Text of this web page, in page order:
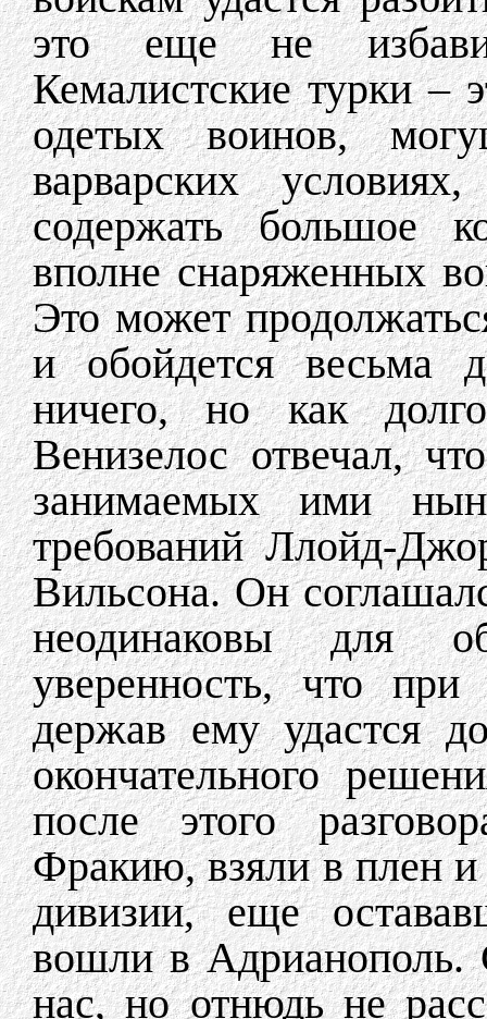
это еще не
Кемалистские турки –
одетых воинов,
варварских
содержать большое
вполне снаряженных
Это может
и обойдется весьма
ничего, но как
Венизелос отвечал,
занимаемых ими
требований Ллойд-
Вильсона. Он
неодинаковы для
уверенность, что
держав ему удастся
окончательного
после этого
Фракию, взяли в плен и
дивизии, еще
вошли в Адрианополь.
нас, но отнюдь не